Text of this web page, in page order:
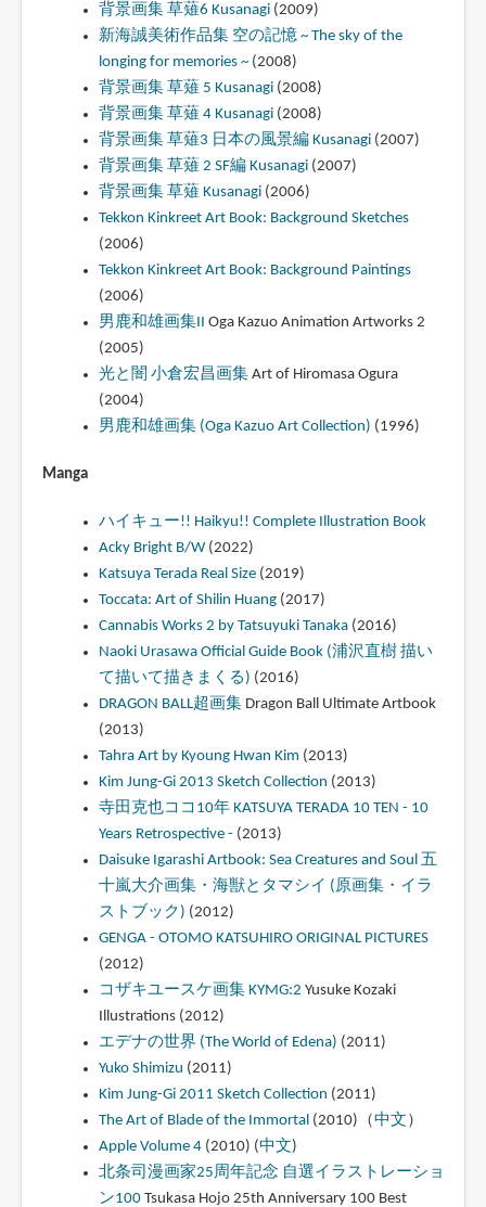
背景画集 草薙6 Kusanagi(2009)
新海誠美術作品集 空の記憶 ~ The sky of the
longing for memories ~(2008)
背景画集 草薙 5 Kusanagi(2008)
背景画集 草薙 4 Kusanagi(2008)
背景画集 草薙3 日本の風景編 Kusanagi(2007)
背景画集 草薙 2 SF編 Kusanagi(2007)
背景画集 草薙 Kusanagi(2006)
Tekkon Kinkreet Art Book: Background Sketches
(2006)
Tekkon Kinkreet Art Book: Background Paintings
(2006)
男鹿和雄画集II Oga Kazuo Animation Artworks 2
(2005)
光と闇 小倉宏昌画集Art of Hiromasa Ogura
(2004)
男鹿和雄画集 (Oga Kazuo Art Collection) (1996)
Manga
ハイキュー!! Haikyu!! Complete Illustration Book
Acky Bright B/W(2022)
Katsuya Terada Real Size(2019)
Toccata: Art of Shilin Huang(2017)
Cannabis Works 2 by Tatsuyuki Tanaka(2016)
Naoki Urasawa Official Guide Book (浦沢直樹 描い
て描いて描きまくる) (2016)
DRAGON BALL超画集Dragon Ball Ultimate Artbook
(2013)
Tahra Art by Kyoung Hwan Kim (2013)
Kim Jung-Gi 2013 Sketch Collection (2013)
寺田克也ココ10年 KATSUYA TERADA 10 TEN - 10
Years Retrospective - (2013)
Daisuke Igarashi Artbook: Sea Creatures and Soul 五
十嵐大介画集・海獣とタマシイ (原画集・イラ
ストブック) (2012)
GENGA - OTOMO KATSUHIRO ORIGINAL PICTURES
(2012)
コザキユースケ画集 KYMG:2 Yusuke Kozaki
Illustrations (2012)
エデナの世界 (The World of Edena) (2011)
Yuko Shimizu (2011)
Kim Jung-Gi 2011 Sketch Collection (2011)
The Art of Blade of the Immortal (2010)（中文 ）
Apple Volume 4(2010) (中文)
北条司漫画家25周年記念 自選イラストレーショ
ン100Tsukasa Hojo 25th Anniversary 100 Best